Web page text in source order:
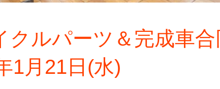
クルパーツ＆完成車
月21日(水)